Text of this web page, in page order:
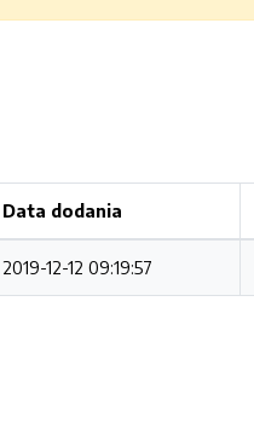
Data dodania
2019-12-12 09:19:57